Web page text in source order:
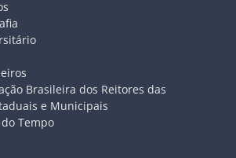
Brasileira dos Reitores das
e Municipais
Tempo